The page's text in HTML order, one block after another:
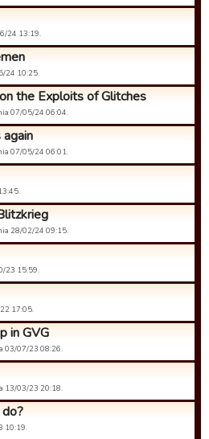
24 13:19.
24 10:25.
the Exploits of Glitches
07/05/24 06:04.
07/05/24 06:01.
28/02/24 09:15.
23 15:59.
17:05.
in GVG
03/07/23 08:26.
13/03/23 20:18.
10:19.